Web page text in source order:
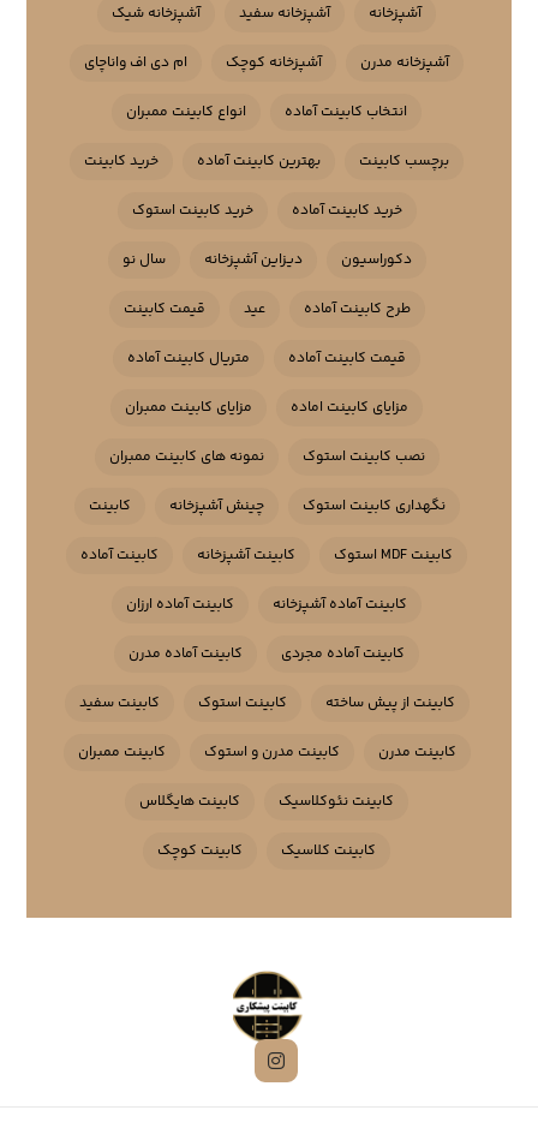
آشپزخانه آشپزخانه سفید آشپزخانه شیک
آشپزخانه مدرن آشپزخانه کوچک ام دی اف واناچای
انتخاب کابینت آماده انواع کابینت ممبران
برچسب کابینت بهترین کابینت آماده خرید کابینت
خرید کابینت آماده خرید کابینت استوک
دکوراسیون دیزاین آشپزخانه سال نو
طرح کابینت آماده عید قیمت کابینت
قیمت کابینت آماده متریال کابینت آماده
مزایای کابینت اماده مزایای کابینت ممبران
نصب کابینت استوک نمونه های کابینت ممبران
نگهداری کابینت استوک چینش آشپزخانه کابینت
کابینت MDF استوک کابینت آشپزخانه کابینت آماده
کابینت آماده آشپزخانه کابینت آماده ارزان
کابینت آماده مجردی کابینت آماده مدرن
کابینت از پیش ساخته کابینت استوک کابینت سفید
کابینت مدرن کابینت مدرن و استوک کابینت ممبران
کابینت نئوکلاسیک کابینت هایگلاس
کابینت کلاسیک کابینت کوچک